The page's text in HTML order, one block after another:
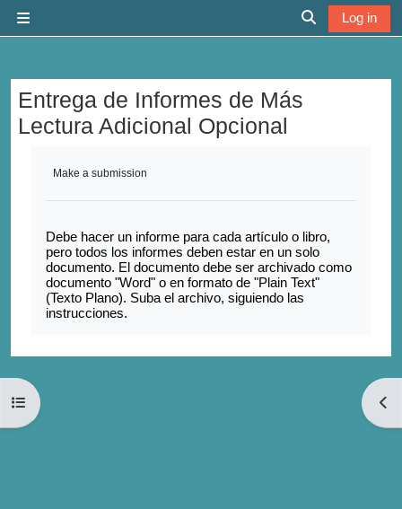
Toggle search
Log in
Open course index
Entrega de Informes de Más
Lectura Adicional Opcional
Make a submission
Debe hacer un informe para cada artículo o libro,
pero todos los informes deben estar en un solo
documento. El documento debe ser archivado como
documento "Word" o en formato de "Plain Text"
(Texto Plano). Suba el archivo, siguiendo las
instrucciones.